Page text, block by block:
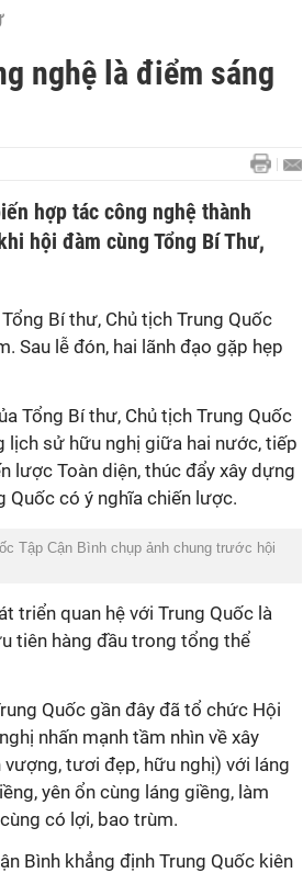
nghệ là điểm sáng
hợp tác công nghệ thành
hội đàm cùng Tổng Bí Thư,
Bí thư, Chủ tịch Trung Quốc
Sau lễ đón, hai lãnh đạo gặp hẹp
Tổng Bí thư, Chủ tịch Trung Quốc
lịch sử hữu nghị giữa hai nước, tiếp
lược Toàn diện, thúc đẩy xây dựng
Quốc có ý nghĩa chiến lược.
Tập Cận Bình chụp ảnh chung trước hội
triển quan hệ với Trung Quốc là
tiên hàng đầu trong tổng thể
Quốc gần đây đã tổ chức Hội
nhấn mạnh tầm nhìn về xây
vượng, tươi đẹp, hữu nghị) với láng
yên ổn cùng láng giềng, làm
có lợi, bao trùm.
Bình khẳng định Trung Quốc kiên